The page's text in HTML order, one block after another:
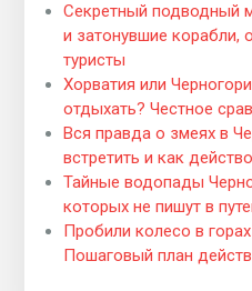
Секретный подводный
и затонувшие корабли,
туристы
Хорватия или
отдыхать? Честное
Вся правда о змеях в
встретить и как
Тайные водопады
которых не пишут в
Пробили колесо в
Пошаговый план